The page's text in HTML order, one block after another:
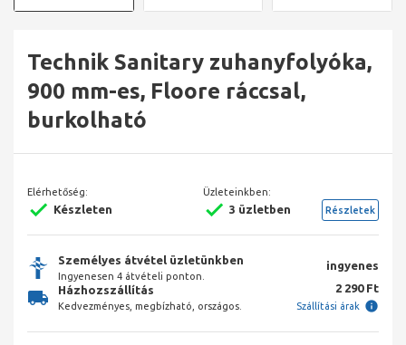
Technik Sanitary zuhanyfolyóka,
900 mm-es, Floore ráccsal,
burkolható
Elérhetőség:
Készleten
Üzleteinkben:
3 üzletben Részletek
Személyes átvétel üzletünkben
Ingyenesen 4 átvételi ponton.
ingyenes
Házhozszállítás
Kedvezményes, megbízható, országos.
2 290 Ft
Szállítási árak